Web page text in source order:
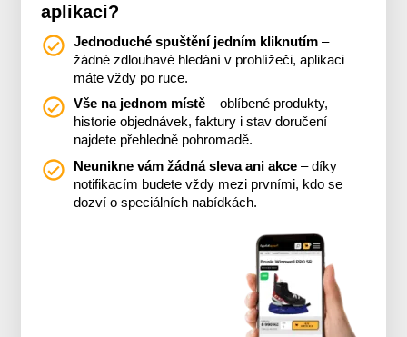
aplikaci?
Jednoduché spuštění jedním kliknutím –
žádné zdlouhavé hledání v prohlížeči, aplikaci
máte vždy po ruce.
Vše na jednom místě – oblíbené produkty,
historie objednávek, faktury i stav doručení
najdete přehledně pohromadě.
Neunikne vám žádná sleva ani akce – díky
notifikacím budete vždy mezi prvními, kdo se
dozví o speciálních nabídkách.